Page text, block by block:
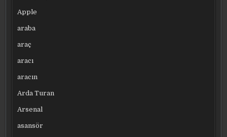
Apple
araba
araç
aracı
aracın
Arda Turan
Arsenal
asansör